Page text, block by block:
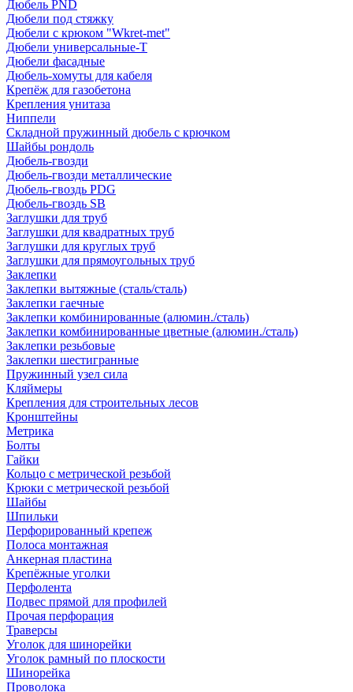
Дюбель PND
Дюбели под стяжку
Дюбели с крюком "Wkret-met"
Дюбели универсальные-Т
Дюбели фасадные
Дюбель-хомуты для кабеля
Крепёж для газобетона
Крепления унитаза
Ниппели
Складной пружинный дюбель с крючком
Шайбы рондоль
Дюбель-гвозди
Дюбель-гвозди металлические
Дюбель-гвоздь PDG
Дюбель-гвоздь SB
Заглушки для труб
Заглушки для квадратных труб
Заглушки для круглых труб
Заглушки для прямоугольных труб
Заклепки
Заклепки вытяжные (сталь/сталь)
Заклепки гаечные
Заклепки комбинированные (алюмин./сталь)
Заклепки комбинированные цветные (алюмин./сталь)
Заклепки резьбовые
Заклепки шестигранные
Пружинный узел сила
Кляймеры
Крепления для строительных лесов
Кронштейны
Метрика
Болты
Гайки
Кольцо с метрической резьбой
Крюки с метрической резьбой
Шайбы
Шпильки
Перфорированный крепеж
Полоса монтажная
Анкерная пластина
Крепёжные уголки
Перфолента
Подвес прямой для профилей
Прочая перфорация
Траверсы
Уголок для шинорейки
Уголок рамный по плоскости
Шинорейка
Проволока